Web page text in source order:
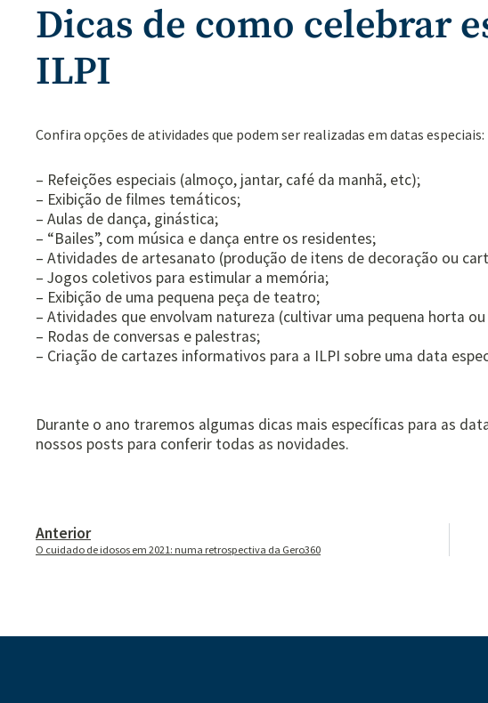
Dicas de como celebrar
ILPI
Confira opções de atividades que podem ser realizadas em datas especiais:
– Refeições especiais (almoço, jantar, café da manhã, etc);
– Exibição de filmes temáticos;
– Aulas de dança, ginástica;
– “Bailes”, com música e dança entre os residentes;
– Atividades de artesanato (produção de itens de decoração ou
– Jogos coletivos para estimular a memória;
– Exibição de uma pequena peça de teatro;
– Atividades que envolvam natureza (cultivar uma pequena horta
– Rodas de conversas e palestras;
– Criação de cartazes informativos para a ILPI sobre uma data
Durante o ano traremos algumas dicas mais específicas para as
nossos posts para conferir todas as novidades.
Anterior
O cuidado de idosos em 2021: numa retrospectiva da Gero360